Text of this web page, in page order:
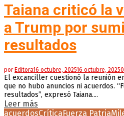
Taiana criticó la
a Trump por
resultados
porEditora16 octubre, 202516 octubre, 20250
El excanciller cuestionó la reunión
que no hubo anuncios ni acuerdos.
resultados”, expresó Taiana....
Leer más
acuerdosCríticaFuerza Patria